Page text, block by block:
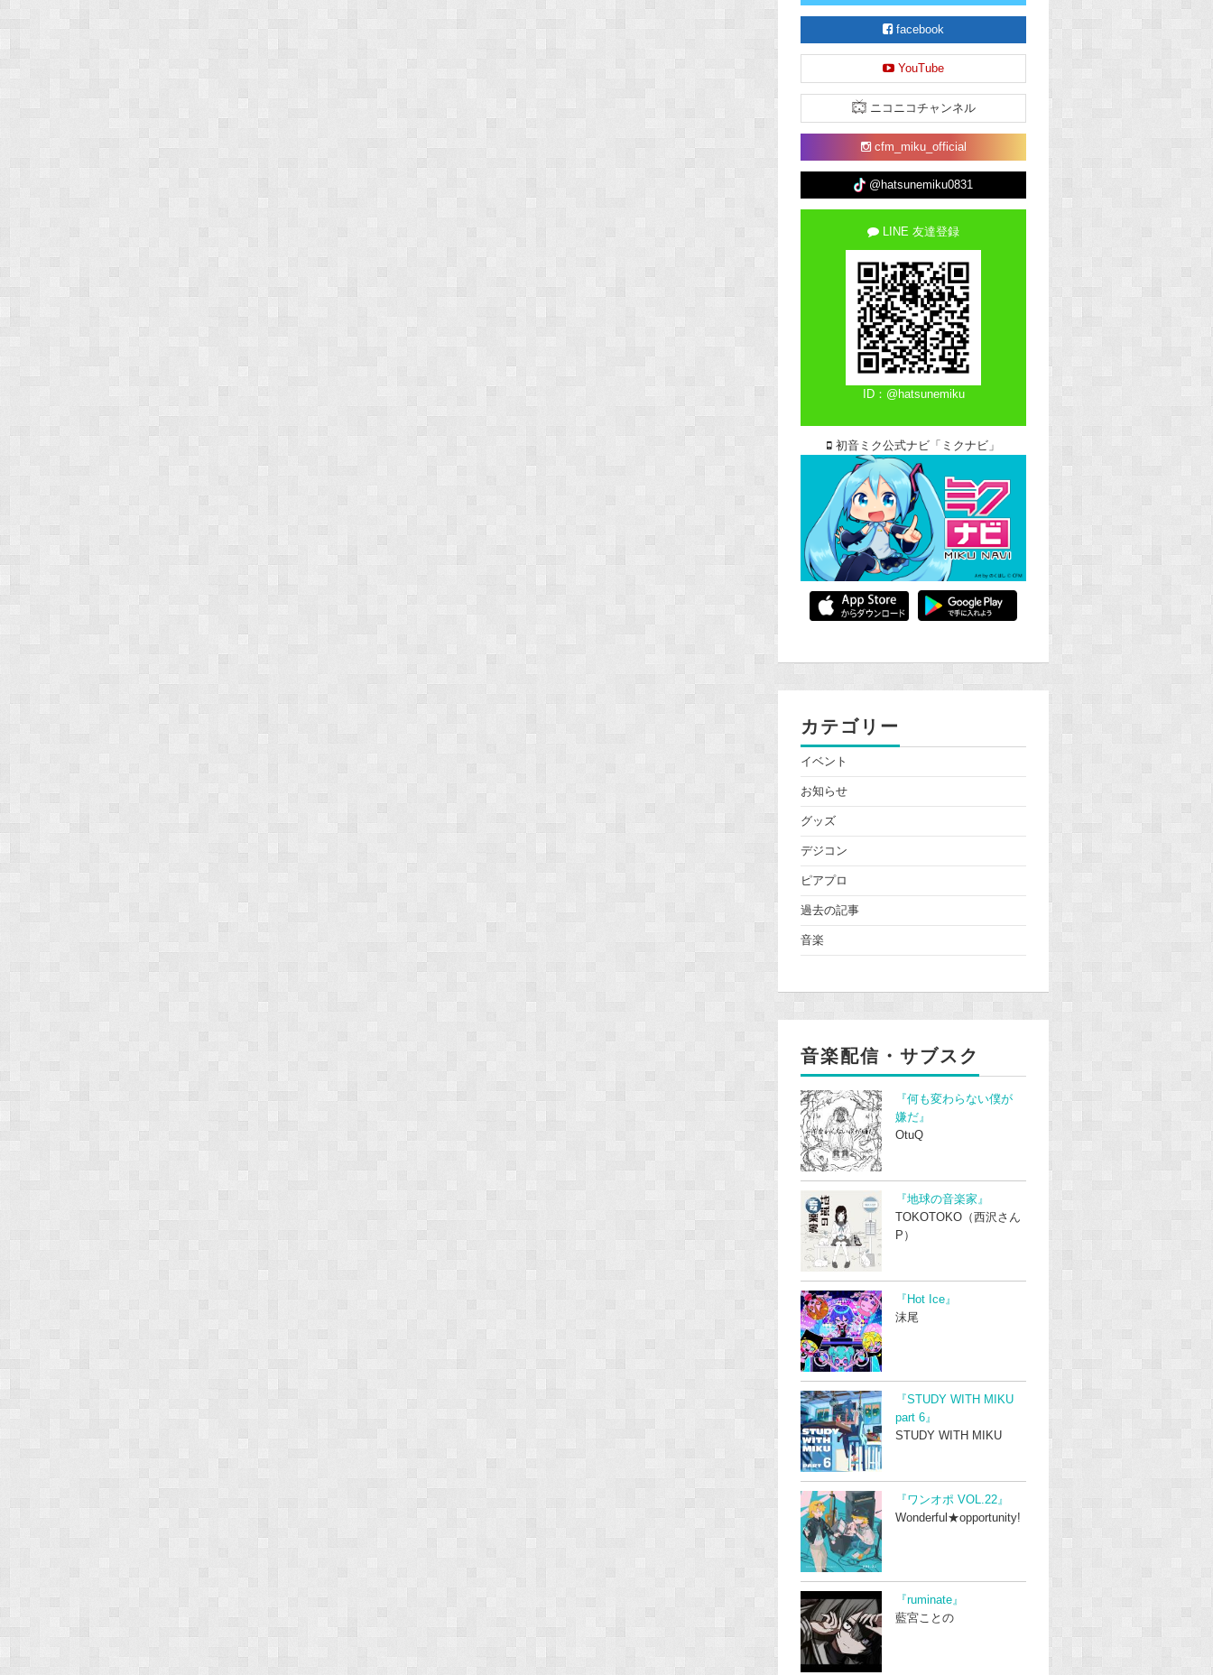
facebook
YouTube
ニコニコチャンネル
cfm_miku_official
@hatsunemiku0831
LINE 友達登録
ID：@hatsunemiku
初音ミク公式ナビ「ミクナビ」
カテゴリー
イベント
お知らせ
グッズ
デジコン
ピアプロ
過去の記事
音楽
音楽配信・サブスク
『何も変わらない僕が
嫌だ』
OtuQ
『地球の音楽家』
TOKOTOKO（西沢さん
P）
『Hot Ice』
沫尾
『STUDY WITH MIKU
part 6』
STUDY WITH MIKU
『ワンオポ VOL.22』
Wonderful★opportunity!
『ruminate』
藍宮ことの